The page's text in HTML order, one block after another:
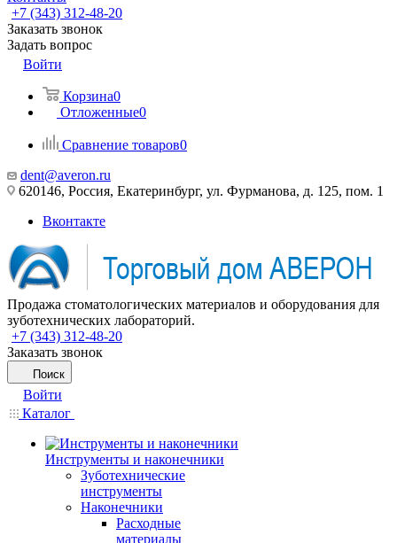
+7 (343) 312-48-20
Заказать звонок
Задать вопрос
Войти
Корзина0
Отложенные0
Сравнение товаров0
dent@averon.ru
620146, Россия, Екатеринбург, ул. Фурманова, д. 125, пом. 1
Вконтакте
Продажа стоматологических материалов и оборудования для
зуботехнических лабораторий.
+7 (343) 312-48-20
Заказать звонок
Поиск
Войти
Каталог
Инструменты и наконечники
Зуботехнические
инструменты
Наконечники
Расходные
материалы